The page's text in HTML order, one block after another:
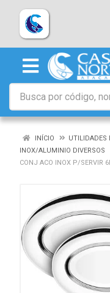
INÍCIO
UTILIDADES
INOX/ALUMINIO DIVERSOS
CONJ ACO INOX P/SERVIR